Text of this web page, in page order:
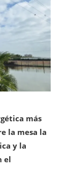
más
la mesa la
y la
el